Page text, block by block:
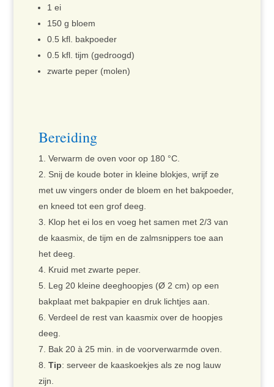
1 ei
150 g bloem
0.5 kfl. bakpoeder
0.5 kfl. tijm (gedroogd)
zwarte peper (molen)
Bereiding
Verwarm de oven voor op 180 °C.
Snij de koude boter in kleine blokjes, wrijf ze
met uw vingers onder de bloem en het bakpoeder,
en kneed tot een grof deeg.
Klop het ei los en voeg het samen met 2/3 van
de kaasmix, de tijm en de zalmsnippers toe aan
het deeg.
Kruid met zwarte peper.
Leg 20 kleine deeghoopjes (Ø 2 cm) op een
bakplaat met bakpapier en druk lichtjes aan.
Verdeel de rest van kaasmix over de hoopjes
deeg.
Bak 20 à 25 min. in de voorverwarmde oven.
Tip: serveer de kaaskoekjes als ze nog lauw
zijn.